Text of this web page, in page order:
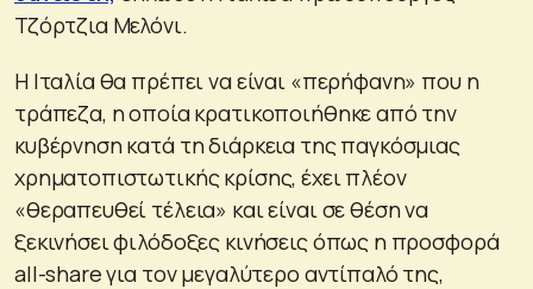
Τζόρτζια Μελόνι.
Η Ιταλία θα πρέπει να είναι «περήφανη» που η
τράπεζα, η οποία κρατικοποιήθηκε από την
κυβέρνηση κατά τη διάρκεια της παγκόσμιας
χρηματοπιστωτικής κρίσης, έχει πλέον
«θεραπευθεί τέλεια» και είναι σε θέση να
ξεκινήσει φιλόδοξες κινήσεις όπως η προσφορά
all-share για τον μεγαλύτερο αντίπαλό της,